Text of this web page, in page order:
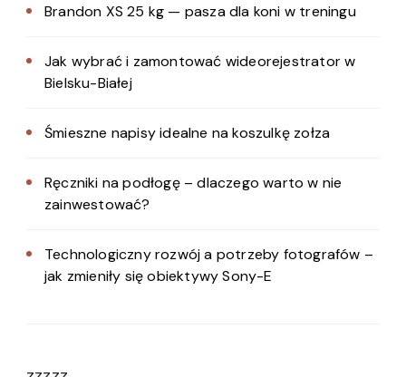
Brandon XS 25 kg — pasza dla koni w treningu
Jak wybrać i zamontować wideorejestrator w
Bielsku-Białej
Śmieszne napisy idealne na koszulkę zołza
Ręczniki na podłogę – dlaczego warto w nie
zainwestować?
Technologiczny rozwój a potrzeby fotografów –
jak zmieniły się obiektywy Sony-E